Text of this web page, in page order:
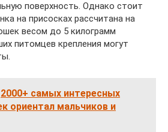
поверхность. Однако стоит
на присосках рассчитана на
весом до 5 килограмм
питомцев крепления могут
2000+ самых интересных
ориентал мальчиков и